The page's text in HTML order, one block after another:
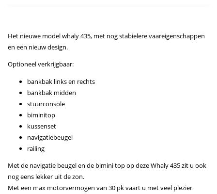
Het nieuwe model whaly 435, met nog stabielere vaareigenschappen
en een nieuw design.
Optioneel verkrijgbaar:
bankbak links en rechts
bankbak midden
stuurconsole
biminitop
kussenset
navigatiebeugel
railing
Met de navigatie beugel en de bimini top op deze Whaly 435 zit u ook
nog eens lekker uit de zon.
Met een max motorvermogen van 30 pk vaart u met veel plezier